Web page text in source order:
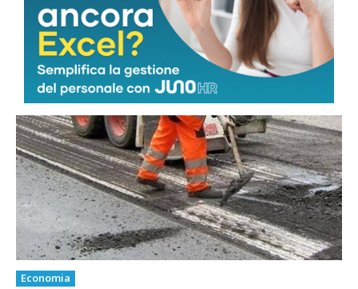
La pianta che cresce sui terreni salini:
da Pisa la ricerca sul Dna della
Salicornia per salvare i raccolti
Economia